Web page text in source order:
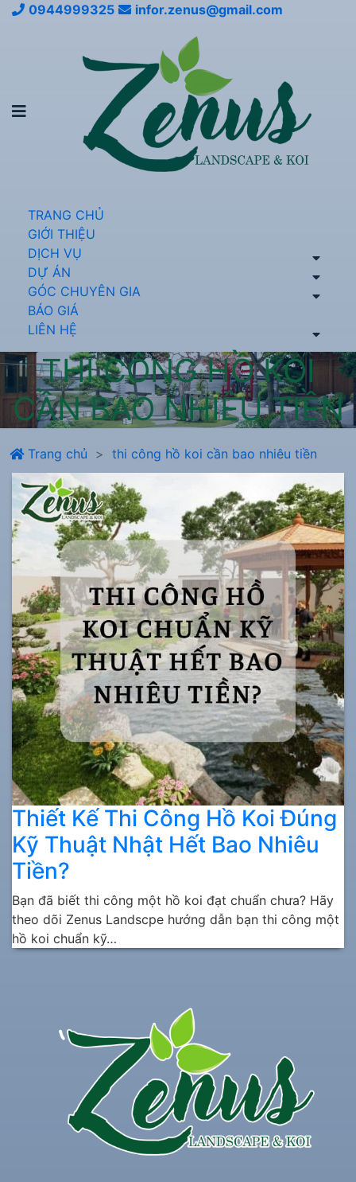
0944999325 infor.zenus@gmail.com
TRANG CHỦ
GIỚI THIỆU
DỊCH VỤ
DỰ ÁN
GÓC CHUYÊN GIA
BÁO GIÁ
LIÊN HỆ
THI CÔNG HỒ KOI
CẦN BAO NHIÊU TIỀN
Trang chủ thi công hồ koi cần bao nhiêu tiền
Thiết Kế Thi Công Hồ Koi Đúng
Kỹ Thuật Nhật Hết Bao Nhiêu
Tiền?
Bạn đã biết thi công một hồ koi đạt chuẩn chưa? Hãy
theo dõi Zenus Landscpe hướng dẫn bạn thi công một
hồ koi chuẩn kỹ…